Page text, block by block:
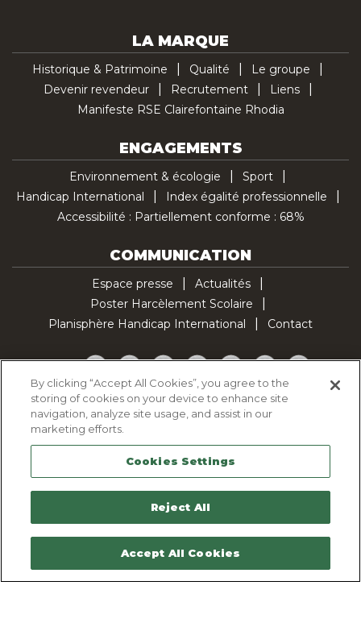
LA MARQUE
Historique & Patrimoine Qualité
Le groupe
Devenir revendeur
Recrutement
Liens
Manifeste RSE Clairefontaine Rhodia
ENGAGEMENTS
Environnement & écologie
Sport
Handicap International
Index égalité professionnelle
Accessibilité : Partiellement conforme : 68%
COMMUNICATION
Espace presse
Actualités
Poster Harcèlement Scolaire
Planisphère Handicap International
Contact
Facebook
TwitterYouTubePinterestInstagramLinkedInTikTok
Politique d'utilisation des cookies
Politique de confidentialité
Mentions légales
Plan du site
Contactez-nous
By clicking “Accept All Cookies”, you agree to the
storing of cookies on your device to enhance site
navigation, analyze site usage, and assist in our
marketing efforts.
Cookies Settings
Reject All
Accept All Cookies